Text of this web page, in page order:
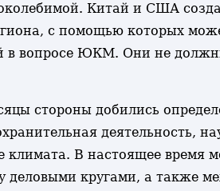
Китай и США
с помощью которых
в вопросе ЮКМ. Они не
стороны добились
деятельность,
климата. В настоящее время
деловыми кругами, а также